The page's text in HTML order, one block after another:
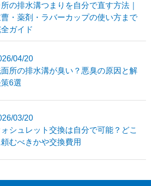
の排水溝つまりを自分で直す方法｜
・薬剤・ラバーカップの使い方まで
ガイド
04/20
所の排水溝が臭い？悪臭の原因と解
6選
03/20
ォシュレット交換は自分で可能？どこ
むべきかや交換費用